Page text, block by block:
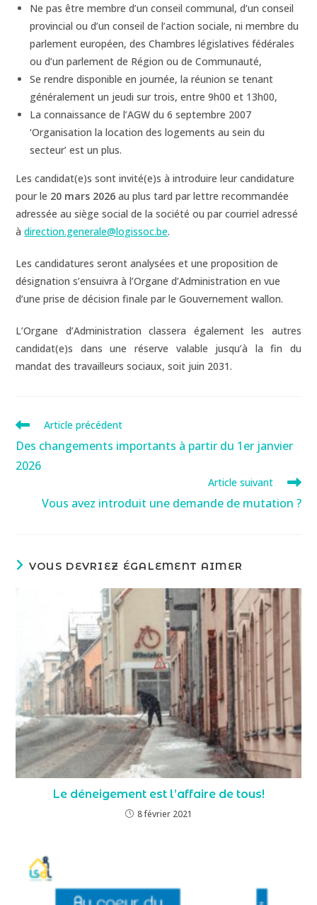
Ne pas être membre d’un conseil communal, d’un conseil
provincial ou d’un conseil de l’action sociale, ni membre du
parlement européen, des Chambres législatives fédérales
ou d’un parlement de Région ou de Communauté,
Se rendre disponible en journée, la réunion se tenant
généralement un jeudi sur trois, entre 9h00 et 13h00,
La connaissance de l’AGW du 6 septembre 2007
‘Organisation la location des logements au sein du
secteur’ est un plus.
Les candidat(e)s sont invité(e)s à introduire leur candidature
pour le 20 mars 2026 au plus tard par lettre recommandée
adressée au siège social de la société ou par courriel adressé
àdirection.generale@logissoc.be.
Les candidatures seront analysées et une proposition de
désignation s’ensuivra à l’Organe d’Administration en vue
d’une prise de décision finale par le Gouvernement wallon.
L’Organe d’Administration classera également les autres
candidat(e)s dans une réserve valable jusqu’à la fin du
mandat des travailleurs sociaux, soit juin 2031.
Article précédent
Des changements importants à partir du 1er janvier
2026
Article suivant
Vous avez introduit une demande de mutation ?
VOUS DEVRIEZ ÉGALEMENT AIMER
Le déneigement est l’affaire de tous!
8 février 2021